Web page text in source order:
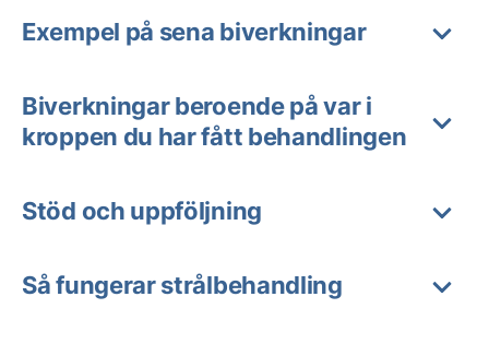
Exempel på sena biverkningar
Biverkningar beroende på var i
kroppen du har fått behandlingen
Stöd och uppföljning
Så fungerar strålbehandling